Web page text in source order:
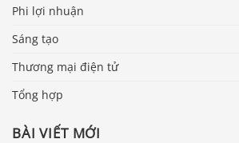
Phi lợi nhuận
Sáng tạo
Thương mại điện tử
Tổng hợp
BÀI VIẾT MỚI